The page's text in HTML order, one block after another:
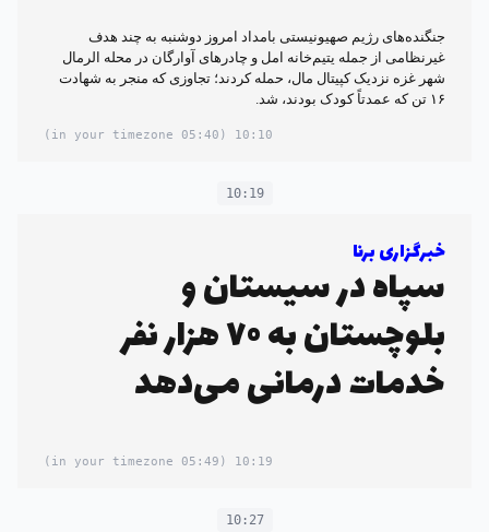
جنگنده‌های رژیم صهیونیستی بامداد امروز دوشنبه به چند هدف
غیرنظامی از جمله یتیم‌خانه امل و چادرهای آوارگان در محله الرمال
شهر غزه نزدیک کپیتال مال، حمله کردند؛ تجاوزی که منجر به شهادت
۱۶ تن که عمدتاً کودک بودند، شد.
10:10
(05:40 in your timezone)
10:19
خبرگزاری برنا
سپاه در سیستان و
بلوچستان به ۷۰ هزار نفر
خدمات درمانی می‌دهد
10:19
(05:49 in your timezone)
10:27